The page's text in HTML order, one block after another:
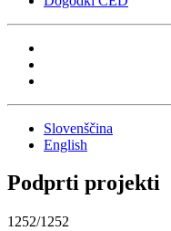
Slovenščina
English
Podprti projekti
1252/1252